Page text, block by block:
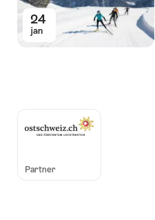
24
jan
Auszeichnungen
Partner